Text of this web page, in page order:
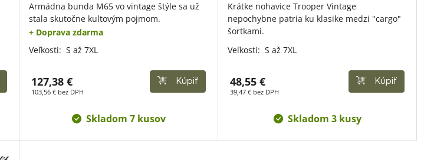
Armádna bunda M65 vo vintage štýle sa už
stala skutočne kultovým pojmom.
+ Doprava zdarma
Veľkosti: S až 7XL
127,38 €
103,56 € bez DPH
Kúpiť
Skladom 7 kusov
Krátke nohavice Trooper Vintage
nepochybne patria ku klasike medzi "cargo"
šortkami.
Veľkosti: S až 7XL
48,55 €
39,47 € bez DPH
Kúpiť
Skladom 3 kusy